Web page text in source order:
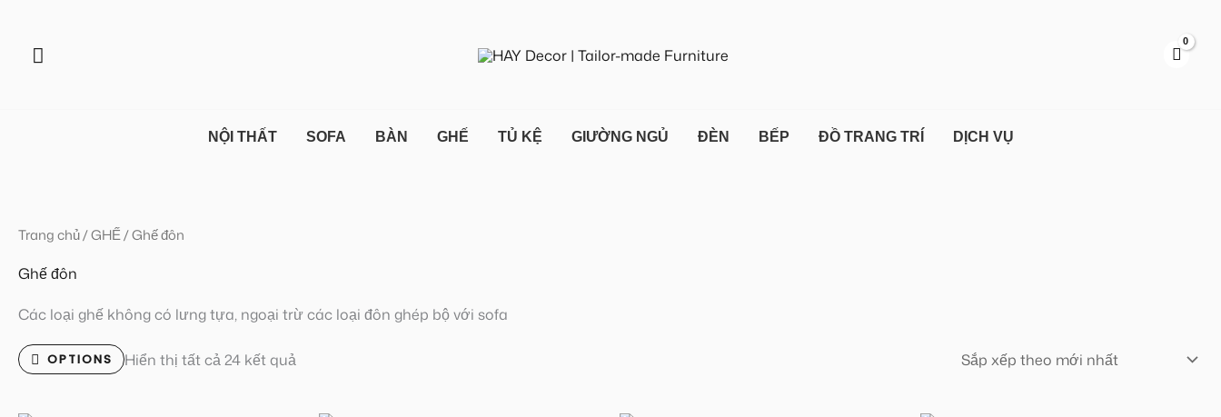
Tìm
NỘI THẤT SOFA BÀN GHẾ TỦ KỆ GIƯỜNG NGỦ ĐÈN BẾP ĐỒ TRANG TRÍ DỊCH VỤ
Trang chủ/GHẾ/ Ghế đôn
Ghế đôn
Các loại ghế không có lưng tựa, ngoại trừ các loại đôn ghép bộ với sofa
OPTIONS Hiển thị tất cả 24 kết quả